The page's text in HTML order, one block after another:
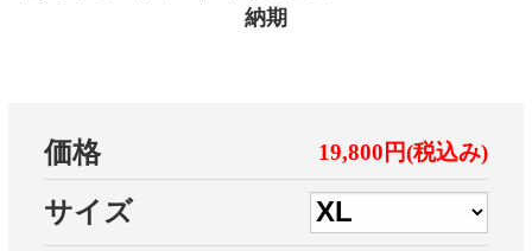
納期
価格 19,800円(税込み)
サイズ